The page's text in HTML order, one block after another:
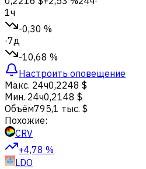
1ч
-0,30 %
·7д
-10,68 %
Настроить оповещение
Макс. 24ч0,2248 $
Мин. 24ч0,2148 $
Объём795,1 тыс. $
Похожие:
CRV
+4,78 %
LDO